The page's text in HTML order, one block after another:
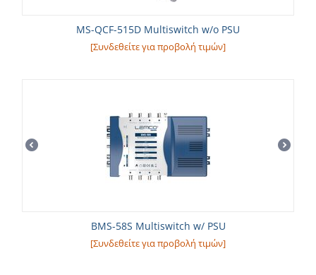
MS-QCF-515D Multiswitch w/o PSU
[Συνδεθείτε για προβολή τιμών]
BMS-58S Multiswitch w/ PSU
[Συνδεθείτε για προβολή τιμών]